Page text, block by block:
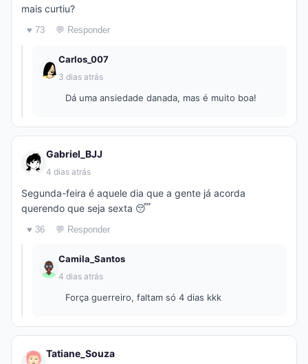
mais curtiu?
♥ 73 💬 Responder
Carlos_007
3 dias atrás
Dá uma ansiedade danada, mas é muito boa!
Gabriel_BJJ
4 dias atrás
Segunda-feira é aquele dia que a gente já acorda
querendo que seja sexta 😴
♥ 36 💬 Responder
Camila_Santos
4 dias atrás
Força guerreiro, faltam só 4 dias kkk
Tatiane_Souza